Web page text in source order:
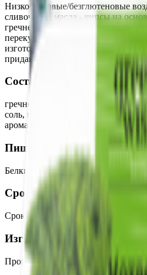
Низкобелковые/безглютеновые
сливочного масла - чипсы на
гречневой муки, риса, глюкозы,
перекуса! Это вспученный
изготовленный из крахмала с
придают различные
Состав
гречневая мука, кукурузный
соль, глюкоза, сухая молочная
аромата (Е 627), ароматизаторы
Пищевая ценность на 100г
Белки 1.5Жиры Углеводы
Срок годности
Срок годности
Изготовитель
Производитель: ООО «Макарон-